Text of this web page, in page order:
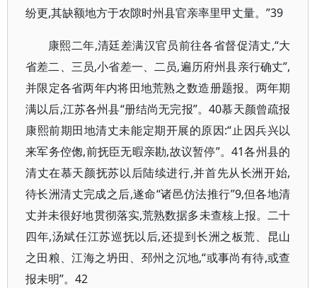
纷更,其缺额地方于农隙时州县官亲率里甲丈量。”39
康熙二年,清廷差满汉官员前往各省督促清丈,“大
省差二、三员,小省差一、二员,遍历府州县亲行确丈”,
并限定各省两年内将田地荒熟之数造册题报。两年期
满以后,江苏各州县“册结尚无完报”。40慕天颜曾疏报
康熙前期田地清丈未能定期开展的原因:“止因兵兴以
来军务倥偬,前抚臣无暇亲勘,故议暂停”。41各州县的
清丈在慕天颜抚苏以后陆续进行,并首先从长洲开始,
待长洲清丈完成之后,遂命“诸邑仿法推行”9,但各地清
丈并未很好地贯彻落实,荒熟数据多未查核上报。二十
四年,汤斌任江苏巡抚以后,还提到长洲之板荒、昆山
之田粮、江海之坍田、邳州之沉地,“或事尚有待,或查
报未明”。42